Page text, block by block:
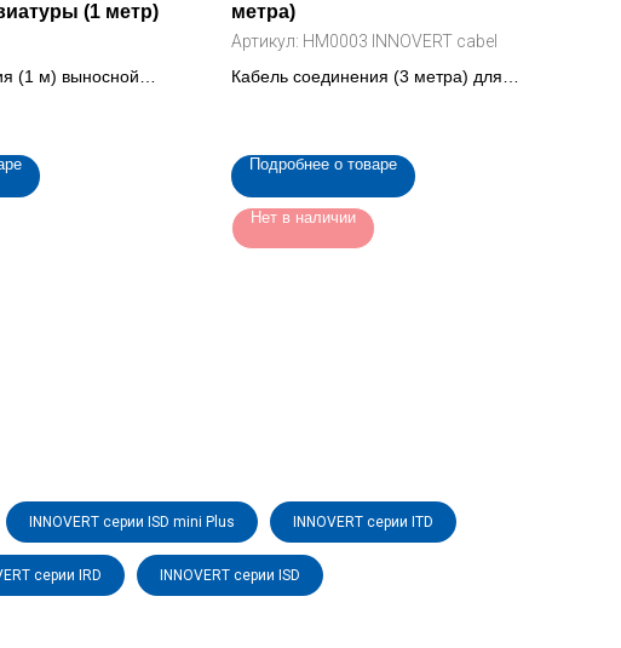
(1 метр)
(1 м) выносной
метра)
Артикул: HM0003 INNOVERT cabel
Кабель соединения (3 метра) для
Подробнее о товаре
Нет в наличии
INNOVERT серии ISD mini Plus INNOVERT серии ITD
серии IRD INNOVERT серии ISD